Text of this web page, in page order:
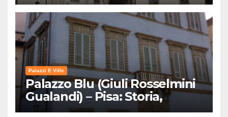
Palazzi E Ville
Palazzo Blu (Giuli Rosselmini
Gualandi) – Pisa: Storia,
Mostre e Info Visita